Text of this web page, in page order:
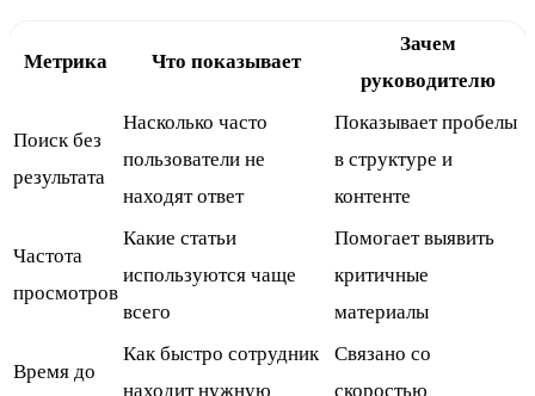
Метрика Что показывает
Зачем
руководителю
Поиск без
результата
Насколько часто
пользователи не
находят ответ
Показывает пробелы
в структуре и
контенте
Частота
просмотров
Какие статьи
используются чаще
всего
Помогает выявить
критичные
материалы
Время до
Как быстро сотрудник
находит нужную
Связано со
скоростью